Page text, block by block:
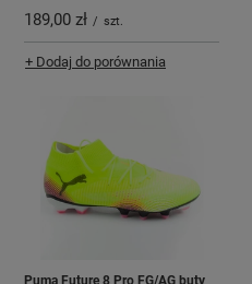
189,00 zł / szt.
+ Dodaj do porównania
Puma Future 8 Pro FG/AG buty